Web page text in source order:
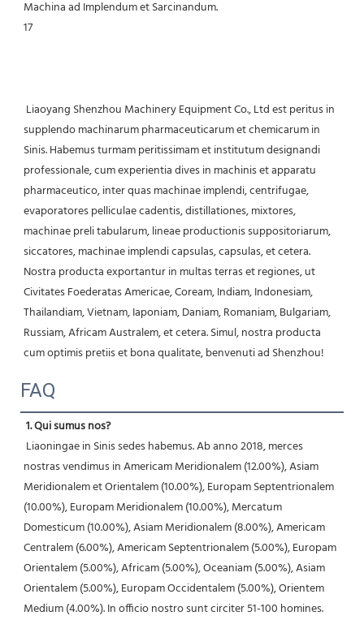
supplendo machinarum pharmaceuticarum et chemicarum in
Sinis. Habemus turmam peritissimam et institutum designandi
professionale, cum experientia dives in machinis et apparatu
pharmaceutico, inter quas machinae implendi, centrifugae,
evaporatores pelliculae cadentis, distillationes, mixtores,
machinae preli tabularum, lineae productionis suppositoriarum,
siccatores, machinae implendi capsulas, capsulas, et cetera.
Nostra producta exportantur in multas terras et regiones, ut
Civitates Foederatas Americae, Coream, Indiam, Indonesiam,
Thailandiam, Vietnam, Iaponiam, Daniam, Romaniam, Bulgariam,
Russiam, Africam Australem, et cetera. Simul, nostra producta
cum optimis pretiis et bona qualitate, benvenuti ad Shenzhou!
FAQ
1. Qui sumus nos?
nostras vendimus in Americam Meridionalem (12.00%), Asiam
Meridionalem et Orientalem (10.00%), Europam Septentrionalem
(10.00%), Europam Meridionalem (10.00%), Mercatum
Domesticum (10.00%), Asiam Meridionalem (8.00%), Americam
Centralem (6.00%), Americam Septentrionalem (5.00%), Europam
Orientalem (5.00%), Africam (5.00%), Oceaniam (5.00%), Asiam
Orientalem (5.00%), Europam Occidentalem (5.00%), Orientem
Medium (4.00%). In officio nostro sunt circiter 51-100 homines.